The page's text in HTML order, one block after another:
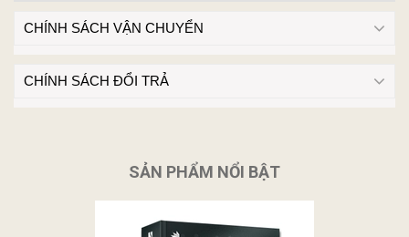
CHÍNH SÁCH VẬN CHUYỂN
CHÍNH SÁCH ĐỔI TRẢ
SẢN PHẨM NỔI BẬT